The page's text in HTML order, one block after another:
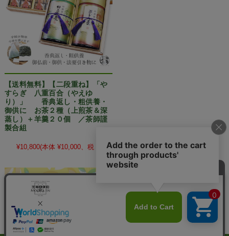
【送料無料】【二段重ね】「や
すらぎ 八重百合（やえゆ
り）」 香典返し・粗供養・
御供に お茶２種（上煎茶＆深
蒸し）＋羊羹２０個 ／茶師謹
製合組
¥10,800(本体 ¥10,000、税 ¥800)